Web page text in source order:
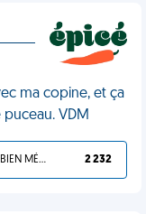
ma copine, et ça
VDM
TU L'AS BIEN MÉRITÉ 2 232